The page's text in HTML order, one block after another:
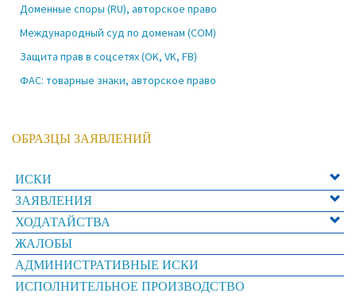
Доменные споры (RU), авторское право
Международный суд по доменам (COM)
Защита прав в соцсетях (OK, VK, FB)
ФАС: товарные знаки, авторское право
ОБРАЗЦЫ ЗАЯВЛЕНИЙ
ИСКИ
ЗАЯВЛЕНИЯ
ХОДАТАЙСТВА
ЖАЛОБЫ
АДМИНИСТРАТИВНЫЕ ИСКИ
ИСПОЛНИТЕЛЬНОЕ ПРОИЗВОДСТВО